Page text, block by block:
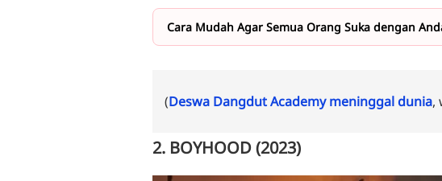
Cara Mudah Agar Semua Orang Suka dengan
(Deswa Dangdut Academy meninggal dunia,
2. BOYHOOD (2023)